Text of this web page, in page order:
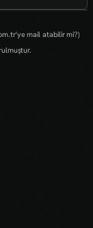
mail atabilir mi?)